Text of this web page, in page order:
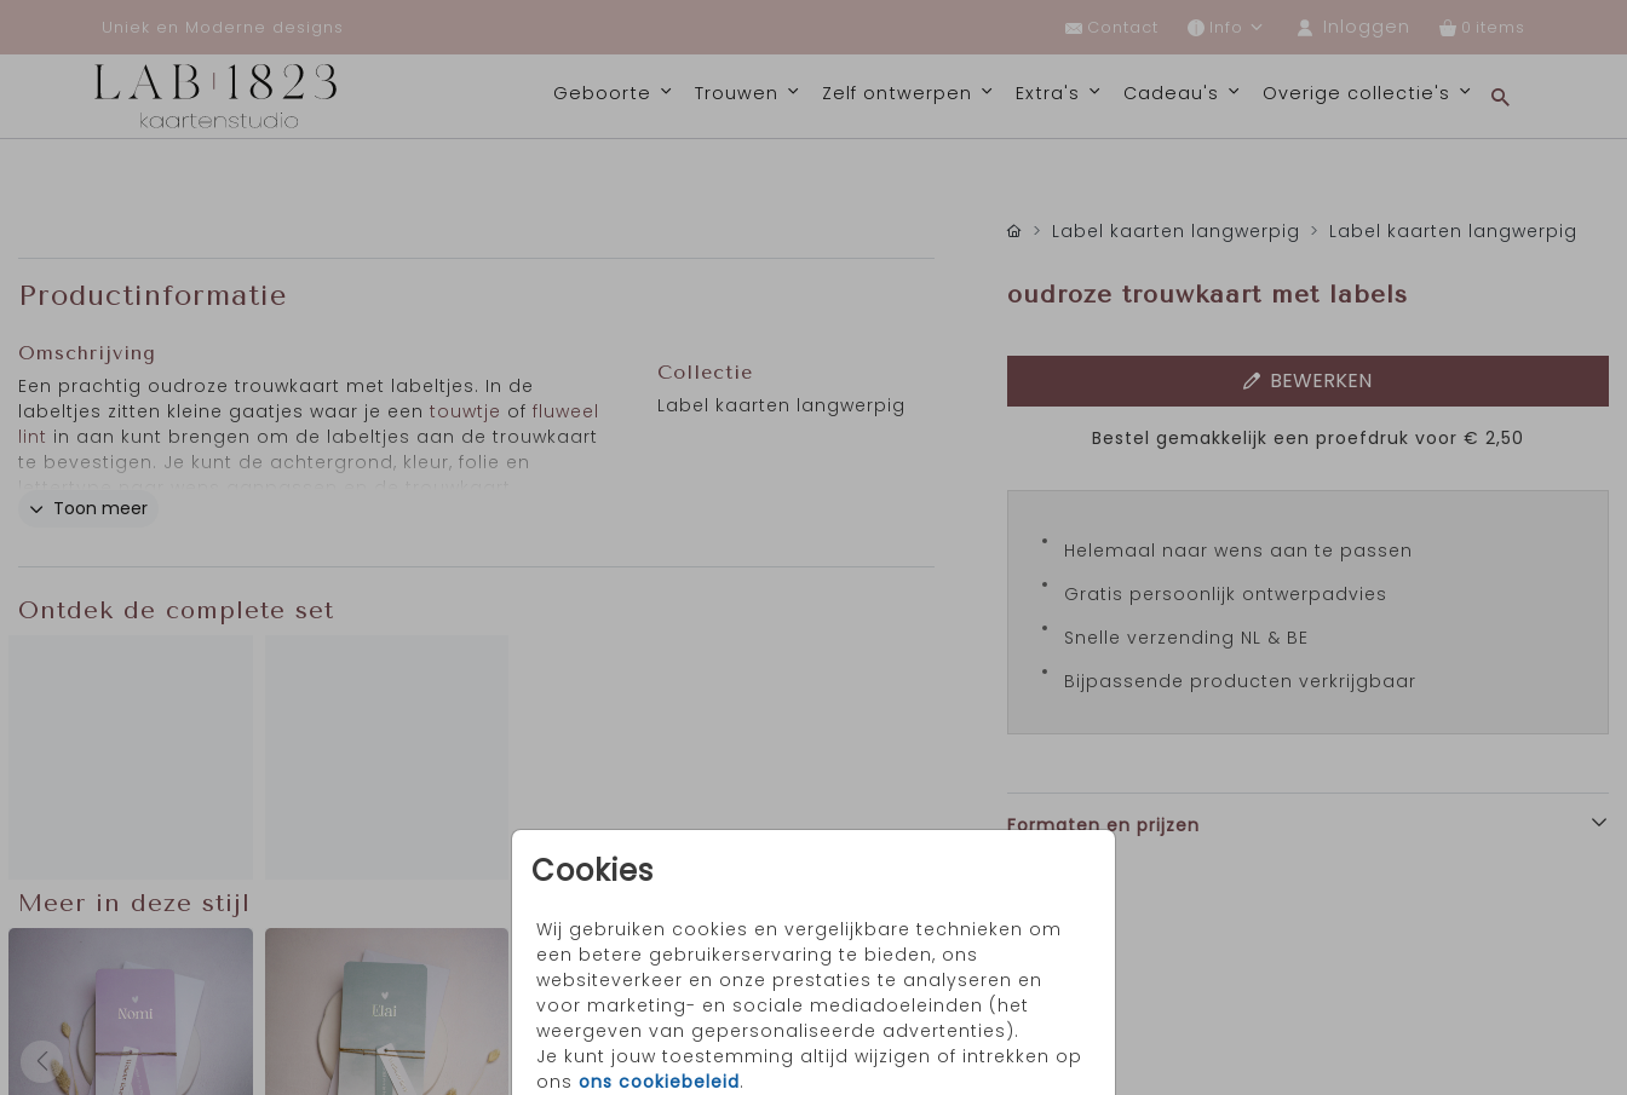
Uniek en Moderne designs Contact Info Inloggen 0
Geboorte Trouwen Zelf ontwerpen Extra's Cadeau's Overige collectie's
Cookies
Wij gebruiken cookies en vergelijkbare technieken om
een betere gebruikerservaring te bieden, ons
websiteverkeer en onze prestaties te analyseren en
voor marketing- en sociale mediadoeleinden (het
weergeven van gepersonaliseerde advertenties).
Je kunt jouw toestemming altijd wijzigen of intrekken op
ons ons cookiebeleid.
Productinformatie
Omschrijving
Een prachtig oudroze trouwkaart met labeltjes. In de
labeltjes zitten kleine gaatjes waar je een touwtje of fluweel
lint in aan kunt brengen om de labeltjes aan de trouwkaart
te bevestigen. Je kunt de achtergrond, kleur, folie en
personaliseren. De trouwkaart is 10x21cm en past in een
Toon meer
Collectie
Label kaarten langwerpig
Ontdek de complete set
Meer in deze stijl
Label kaarten langwerpig Label kaarten langwerpig
oudroze trouwkaart met labels
BEWERKEN
Bestel gemakkelijk een proefdruk voor € 2,50
Helemaal naar wens aan te passen
Gratis persoonlijk ontwerpadvies
Snelle verzending NL & BE
Bijpassende producten verkrijgbaar
Formaten en prijzen